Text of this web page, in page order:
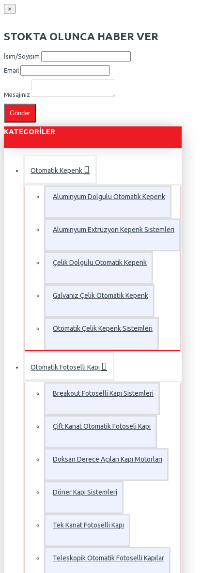
×
STOKTA OLUNCA HABER VER
İsim/Soyisim
Email
Mesajınız
Gönder
KATEGORILER
Otomatik Kepenk
Alüminyum Dolgulu Otomatik Kepenk
Alüminyum Extrüzyon Kepenk Sistemleri
Çelik Dolgulu Otomatik Kepenk
Galvaniz Çelik Otomatik Kepenk
Otomatik Çelik Kepenk Sistemleri
Otomatik Fotoselli Kapı
Breakout Fotoselli Kapı Sistemleri
Çift Kanat Otomatik Fotoseli Kapı
Doksan Derece Açılan Kapı Motorları
Döner Kapı Sistemleri
Tek Kanat Fotoselli Kapı
Teleskopik Otomatik Fotoselli Kapılar